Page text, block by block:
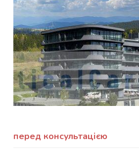
перед консультацією